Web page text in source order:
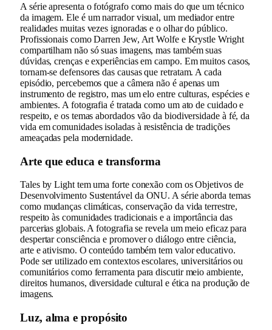
A série apresenta o fotógrafo como mais do que um técnico
da imagem. Ele é um narrador visual, um mediador entre
realidades muitas vezes ignoradas e o olhar do público.
Profissionais como Darren Jew, Art Wolfe e Krystle Wright
compartilham não só suas imagens, mas também suas
dúvidas, crenças e experiências em campo. Em muitos casos,
tornam-se defensores das causas que retratam. A cada
episódio, percebemos que a câmera não é apenas um
instrumento de registro, mas um elo entre culturas, espécies e
ambientes. A fotografia é tratada como um ato de cuidado e
respeito, e os temas abordados vão da biodiversidade à fé, da
vida em comunidades isoladas à resistência de tradições
ameaçadas pela modernidade.
Arte que educa e transforma
Tales by Light tem uma forte conexão com os Objetivos de
Desenvolvimento Sustentável da ONU. A série aborda temas
como mudanças climáticas, conservação da vida terrestre,
respeito às comunidades tradicionais e a importância das
parcerias globais. A fotografia se revela um meio eficaz para
despertar consciência e promover o diálogo entre ciência,
arte e ativismo. O conteúdo também tem valor educativo.
Pode ser utilizado em contextos escolares, universitários ou
comunitários como ferramenta para discutir meio ambiente,
direitos humanos, diversidade cultural e ética na produção de
imagens.
Luz, alma e propósito